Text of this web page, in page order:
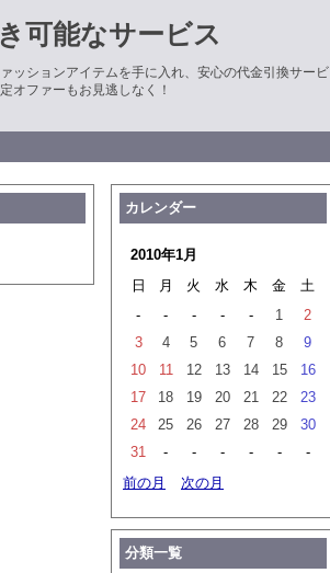
可能なサービス
ッションアイテムを手に入れ、安心の代金引換サービ
オファーもお見逃しなく！
カレンダー
2010年1月
日
月 火 水 木 金
土
-
- - - - 1
2
3
4 5 6 7 8
9
10
11 12 13 14 15
16
17
18 19 20 21 22
23
24
25 26 27 28 29
30
31
- - - - -
-
前の月
次の月
分類一覧